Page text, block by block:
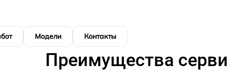
Модели Контакты
Преимущества